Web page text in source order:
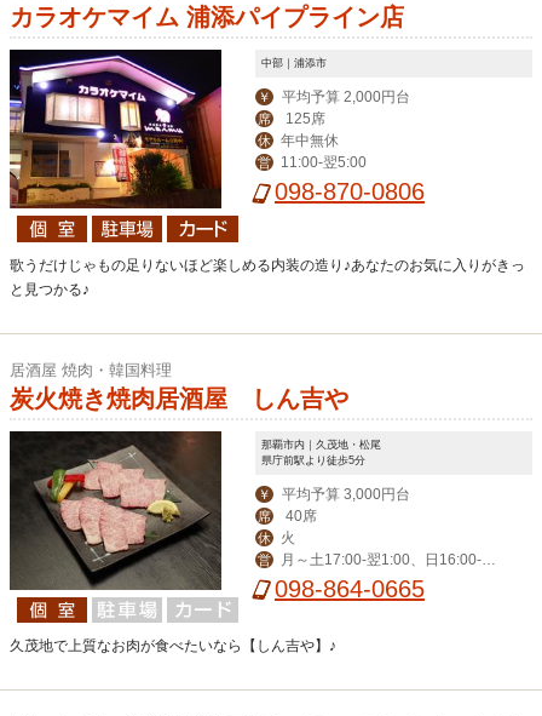
カラオケマイム 浦添パイプライン店
中部｜浦添市
￥ 平均予算 2,000円台
席 125席
休 年中無休
営 11:00-翌5:00
098-870-0806
歌うだけじゃもの足りないほど楽しめる内装の造り♪あなたのお気に入りがきっ
と見つかる♪
居酒屋 焼肉・韓国料理
炭火焼き焼肉居酒屋 しん吉や
那覇市内｜久茂地・松尾
県庁前駅より徒歩5分
￥ 平均予算 3,000円台
席 40席
休 火
営
月～土17:00-翌1:00、日16:00-0:0
0
098-864-0665
久茂地で上質なお肉が食べたいなら【しん吉や】♪